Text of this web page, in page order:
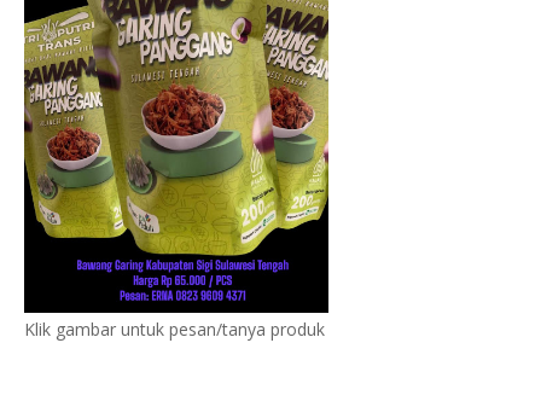
Klik gambar untuk pesan/tanya produk